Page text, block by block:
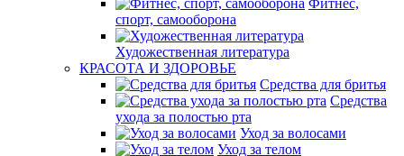
Фитнес,
спорт, самооборона
Художественная литература
КРАСОТА И ЗДОРОВЬЕ
Средства для бритья
Средства
ухода за полостью рта
Уход за волосами
Уход за телом